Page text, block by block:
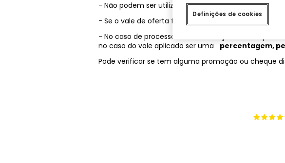
- Não podem ser utilizados em conjunto com outras
- Se o vale de oferta for uma percentagem, não será
- No caso de processar uma devolução tendo
no caso do vale aplicado ser uma percentagem,
Pode verificar se tem alguma promoção ou cheque
Definições de cookies